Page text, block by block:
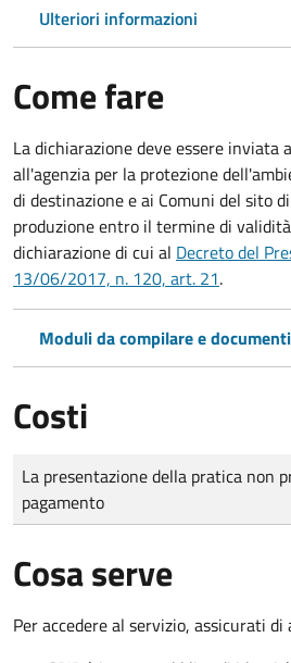
Ulteriori informazioni
Come fare
La dichiarazione deve essere
all'agenzia per la protezione
di destinazione e ai Comuni del sito
produzione entro il termine di
dichiarazione di cui al Decreto del
13/06/2017, n. 120, art. 21.
Moduli da compilare e
Costi
Tipo di pagamento
Importo
La presentazione della pratica non
pagamento
Cosa serve
Per accedere al servizio, assicurati di